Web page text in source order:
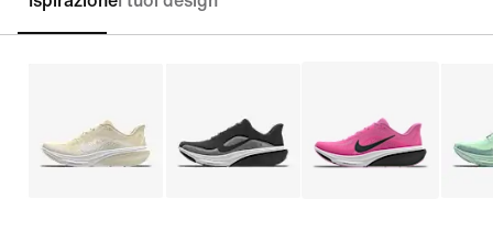
Personalizza